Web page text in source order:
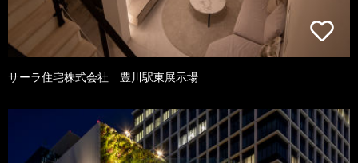
サーラ住宅株式会社 豊川駅東展示場